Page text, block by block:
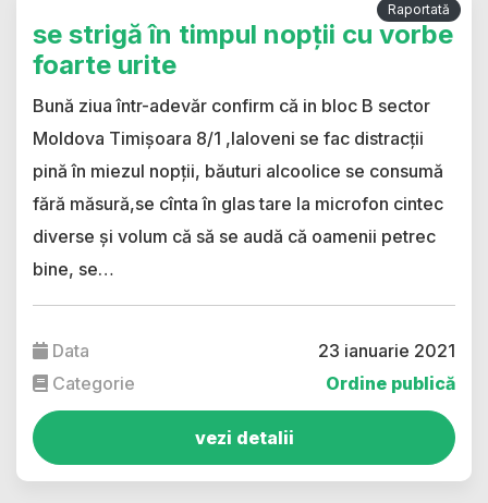
Raportată
se strigă în timpul nopții cu vorbe
foarte urite
Bună ziua într-adevăr confirm că in bloc B sector
Moldova Timișoara 8/1 ,Ialoveni se fac distracții
pină în miezul nopții, băuturi alcoolice se consumă
fără măsură,se cînta în glas tare la microfon cintec
diverse și volum că să se audă că oamenii petrec
bine, se…
Data
23 ianuarie 2021
Categorie
Ordine publică
vezi detalii